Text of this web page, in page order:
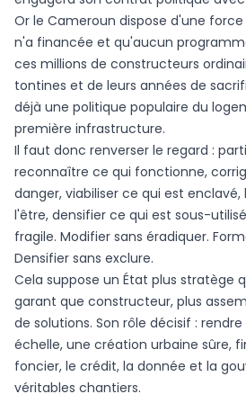
Or le Cameroun dispose d'une
n'a financée et qu'aucun
ces millions de constructeurs
tontines et de leurs années de
déjà une politique populaire du
première infrastructure.
Il faut donc renverser le regard :
reconnaître ce qui fonctionne,
danger, viabiliser ce qui est
l'être, densifier ce qui est sous-
fragile. Modifier sans éradiquer.
Densifier sans exclure.
Cela suppose un État plus stratège
garant que constructeur, plus
de solutions. Son rôle décisif :
échelle, une création urbaine sûre,
foncier, le crédit, la donnée et la
véritables chantiers.